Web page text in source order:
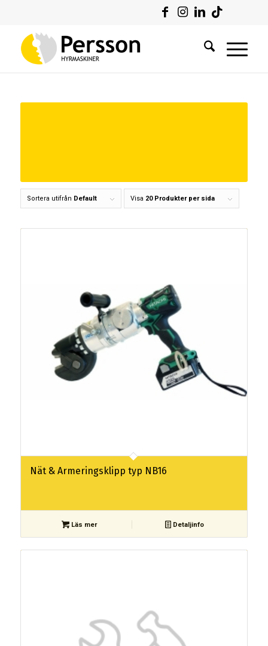
Sortera utifrån Default Visa 20 Produkter per sida
Nät & Armeringsklipp typ NB16
Läs mer Detaljinfo